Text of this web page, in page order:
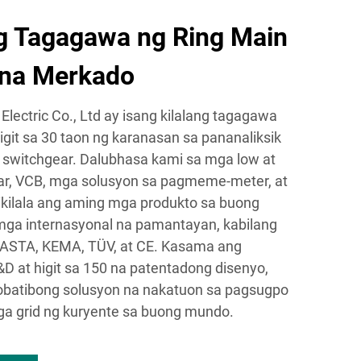
Tagagawa ng Ring Main
Merkado
Co., Ltd ay isang kilalang tagagawa
sa 30 taon ng karanasan sa pananaliksik
Dalubhasa kami sa mga low at
VCB, mga solusyon sa pagmeme-meter, at
ang aming mga produkto sa buong
internasyonal na pamantayan, kabilang
KEMA, TÜV, at CE. Kasama ang
at higit sa 150 na patentadong disenyo,
solusyon na nakatuon sa pagsugpo
grid ng kuryente sa buong mundo.